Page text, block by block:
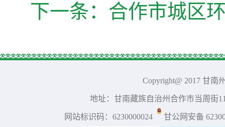
下一条： 合作市城区
Copyright@ 2017 甘南
地址：甘南藏族自治州合作市当周街
网站标识码：6230000024 甘公网安备